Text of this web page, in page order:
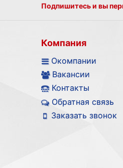
Подпишитесь и вы
Компания
Окомпании
Вакансии
Контакты
Обратная связь
Заказать звонок